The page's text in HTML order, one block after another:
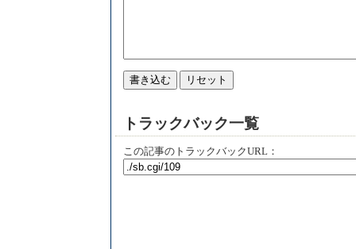
トラックバック一覧
この記事のトラックバックURL：